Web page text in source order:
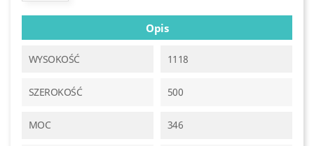
Opis
WYSOKOŚĆ 1118
SZEROKOŚĆ 500
MOC 346